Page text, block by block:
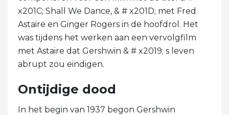
x201C; Shall We Dance, & # x201D; met Fred
Astaire en Ginger Rogers in de hoofdrol. Het
was tijdens het werken aan een vervolgfilm
met Astaire dat Gershwin & # x2019; s leven
abrupt zou eindigen.
Ontijdige dood
In het begin van 1937 begon Gershwin